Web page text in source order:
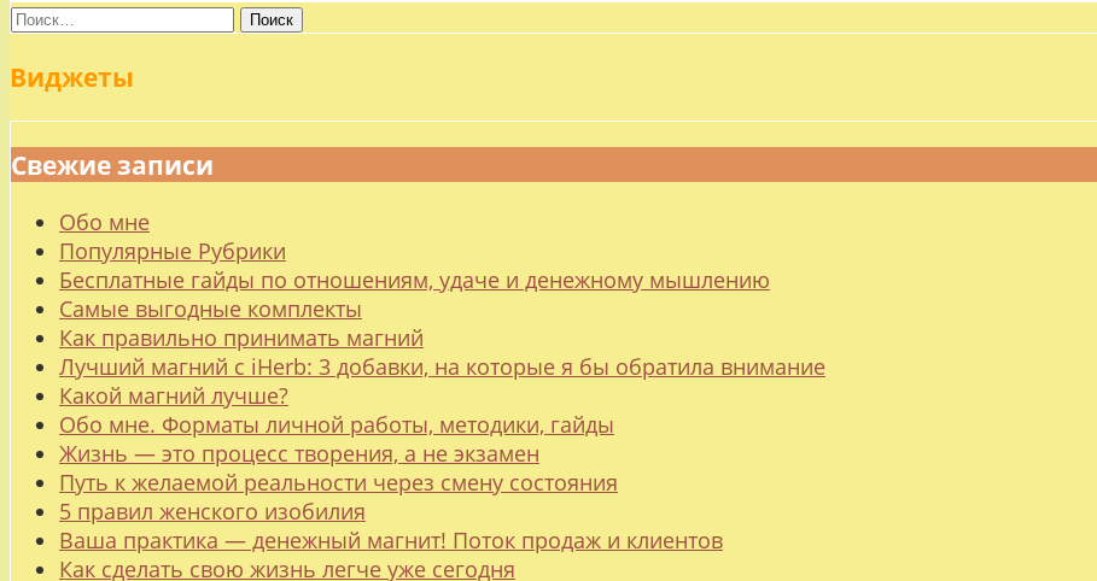
Найти:
Виджеты
Свежие записи
Обо мне
Популярные Рубрики
Бесплатные гайды по отношениям, удаче и денежному мышлению
Самые выгодные комплекты
Как правильно принимать магний
Лучший магний с iHerb: 3 добавки, на которые я бы обратила внимание
Какой магний лучше?
Обо мне. Форматы личной работы, методики, гайды
Жизнь — это процесс творения, а не экзамен
Путь к желаемой реальности через смену состояния
5 правил женского изобилия
Ваша практика — денежный магнит! Поток продаж и клиентов
Как сделать свою жизнь легче уже сегодня